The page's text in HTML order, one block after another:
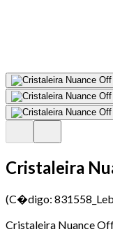
Cristaleira
(C�digo:
Cristaleira Nuance